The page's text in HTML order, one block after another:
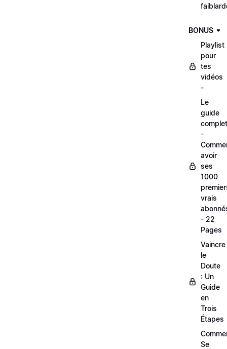
BONUS
Playlist
pour
tes
vidéos
-
Le
guide
complet
-
avoir
ses
1000
vrais
- 22
Pages
Vaincre
le
Doute
: Un
Guide
en
Trois
Étapes
Se